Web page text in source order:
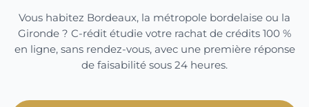
Vous habitez Bordeaux, la métropole bordelaise ou la
Gironde ? C-rédit étudie votre rachat de crédits 100 %
en ligne, sans rendez-vous, avec une première réponse
de faisabilité sous 24 heures.